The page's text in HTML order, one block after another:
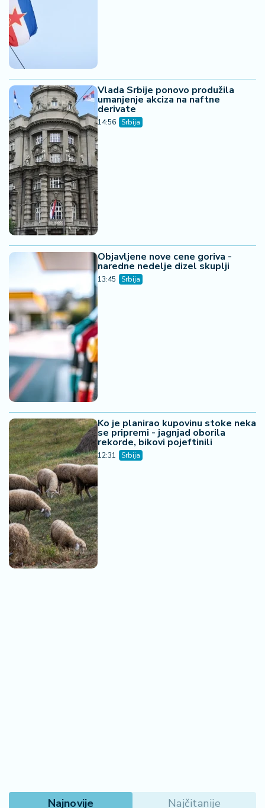
Vlada Srbije ponovo produžila
umanjenje akciza na naftne
derivate
14:56 Srbija
Objavljene nove cene goriva -
naredne nedelje dizel skuplji
13:45 Srbija
Ko je planirao kupovinu stoke neka
se pripremi - jagnjad oborila
rekorde, bikovi pojeftinili
12:31 Srbija
Najnovije Najčitanije